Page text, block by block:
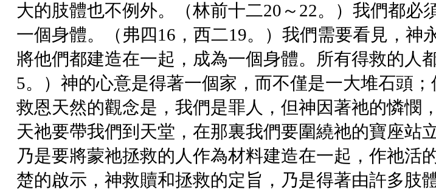
大的肢體也不例外。（林前十二20～22。）我們都
一個身體。（弗四16，西二19。）我們需要看見，
將他們都建造在一起，成為一個身體。所有得救的人
5。）神的心意是得著一個家，而不僅是一大堆石頭
救恩天然的觀念是，我們是罪人，但神因著祂的憐憫
天祂要帶我們到天堂，在那裏我們要圍繞祂的寶座站
乃是要將蒙祂拯救的人作為材料建造在一起，作祂活
楚的啟示，神救贖和拯救的定旨，乃是得著由許多肢